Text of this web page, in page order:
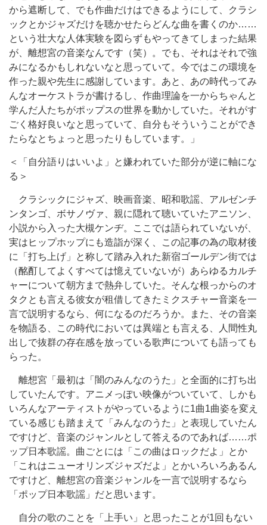
から遮断して、でも作曲だけはできるようにして、クラシ
ックとかジャズだけを聴かせたらどんな曲を書くのか……
という壮大な人体実験を図らずもやってきてしまった結果
が、離想宮の音楽なんです（笑）。でも、それはそれで強
みになるかもしれないなと思っていて。今ではこの環境を
作った親や先生に感謝しています。あと、あの時代ってみ
んなオーケストラが書けるし、作曲理論を一からちゃんと
学んだ人たちがポップスの世界を動かしていた。それがす
ごく格好良いなと思っていて、自分もそういうことができ
たらなとちょっと思ったりもしています。」
＜「自分語りはいいよ」と嫌われていた部分が逆に軸にな
る＞
クラシックにジャズ、映画音楽、昭和歌謡、アルゼンチ
ンタンゴ、ボサノヴァ、親に隠れて聴いていたアニソン、
小説から入った大槻ケンヂ。ここでは語られていないが、
実はヒップホップにも造詣が深く、この記事の為の取材後
に「打ち上げ」と称して踏み入れた新宿ゴールデン街では
（酩酊してよくすべては憶えていないが）あらゆるカルチ
ャーについて朝方まで熱弁していた。そんな根っからのオ
タクとも言える彼女が租借してきたミクスチャー音楽を一
言で説明するなら、何になるのだろうか。また、その音楽
を物語る、この時代においては異端とも言える、人間性丸
出しで抜群の存在感を放っている歌声についても語っても
らった。
離想宮「最初は「闇のみんなのうた」と全面的に打ち出
していたんです。アニメっぽい映像がついていて、しかも
いろんなアーティストがやっているように1曲1曲姿を変え
ている感じも踏まえて「みんなのうた」と表現していたん
ですけど、音楽のジャンルとして答えるのであれば……ポ
ップ日本歌謡。曲ごとには「この曲はロックだよ」とか
「これはニューオリンズジャズだよ」とかいろいろあるん
ですけど、離想宮の音楽ジャンルを一言で説明するなら
「ポップ日本歌謡」だと思います。
自分の歌のことを「上手い」と思ったことが1回もない